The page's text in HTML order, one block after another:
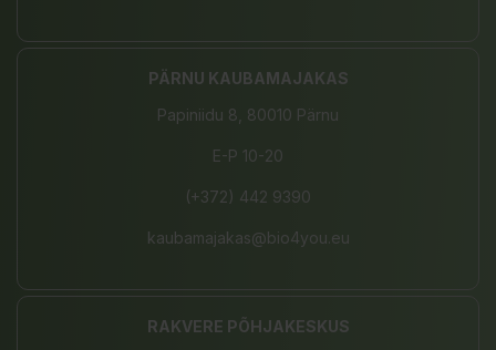
PÄRNU KAUBAMAJAKAS
Papiniidu 8, 80010 Pärnu
E-P 10-20
(+372) 442 9390
kaubamajakas@bio4you.eu
RAKVERE PÕHJAKESKUS